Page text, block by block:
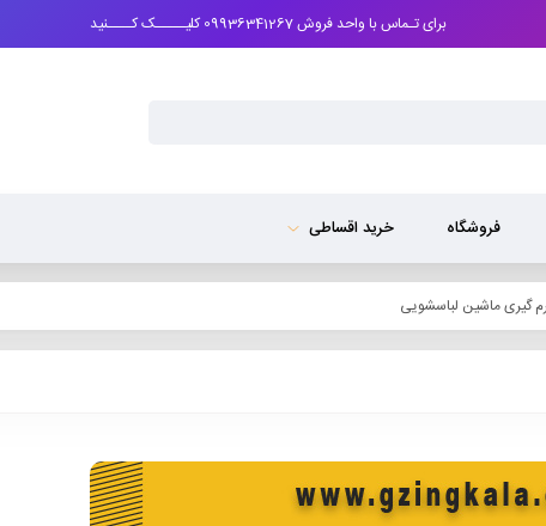
برای تـماس با واحد فروش 09936341267 کلیـــــک کــــنید
فروشگاه خرید اقساطی
گیری ماشین لباسشویی